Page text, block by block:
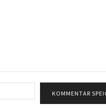
Mail:*